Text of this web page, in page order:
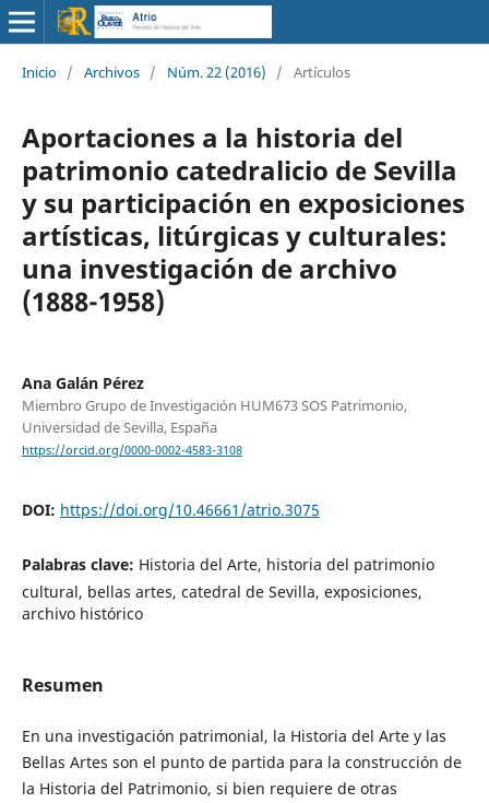
Inicio / Archivos / Núm. 22 (2016) / Artículos
Aportaciones a la historia del
patrimonio catedralicio de Sevilla
y su participación en exposiciones
artísticas, litúrgicas y culturales:
una investigación de archivo
(1888-1958)
Ana Galán Pérez
Miembro Grupo de Investigación HUM673 SOS Patrimonio,
Universidad de Sevilla, España
https://orcid.org/0000-0002-4583-3108
DOI: https://doi.org/10.46661/atrio.3075
Palabras clave: Historia del Arte, historia del patrimonio
cultural, bellas artes, catedral de Sevilla, exposiciones,
archivo histórico
Resumen
En una investigación patrimonial, la Historia del Arte y las
Bellas Artes son el punto de partida para la construcción de
la Historia del Patrimonio, si bien requiere de otras